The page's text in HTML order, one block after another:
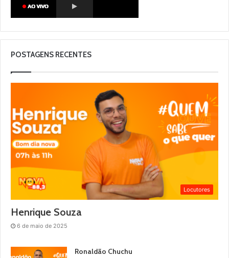
POSTAGENS RECENTES
Locutores
Henrique Souza
6 de maio de 2025
Ronaldão Chuchu